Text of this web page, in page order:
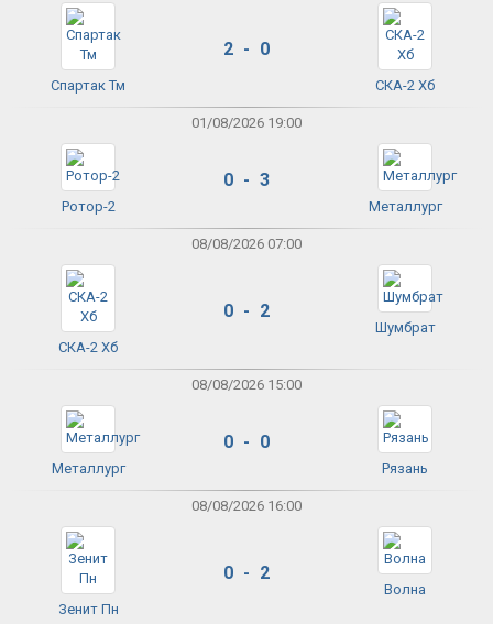
Спартак Тм
2 - 0
СКА-2 Хб
01/08/2026 19:00
Ротор-2
0 - 3
Металлург
08/08/2026 07:00
СКА-2 Хб
0 - 2
Шумбрат
08/08/2026 15:00
Металлург
0 - 0
Рязань
08/08/2026 16:00
Зенит Пн
0 - 2
Волна